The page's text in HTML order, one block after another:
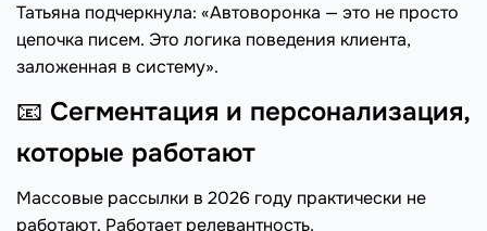
Татьяна подчеркнула: «Автоворонка — это не просто
цепочка писем. Это логика поведения клиента,
заложенная в систему».
📧 Сегментация и персонализация,
которые работают
Массовые рассылки в 2026 году практически не
работают. Работает релевантность.